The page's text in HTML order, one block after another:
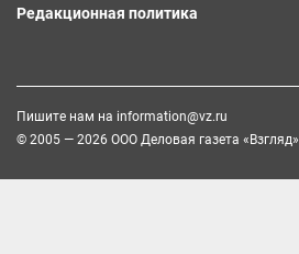
Редакционная политика
Пишите нам на information@vz.ru
© 2005 — 2026 ООО Деловая газета «Взгляд»